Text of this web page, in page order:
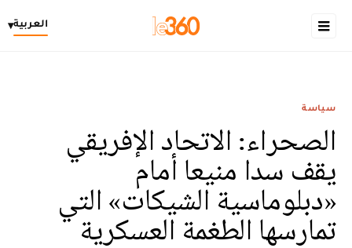
العربية▾
سياسة
الصحراء: الاتحاد الإفريقي
يقف سدا منيعا أمام
«دبلوماسية الشيكات» التي
تمارسها الطغمة العسكرية